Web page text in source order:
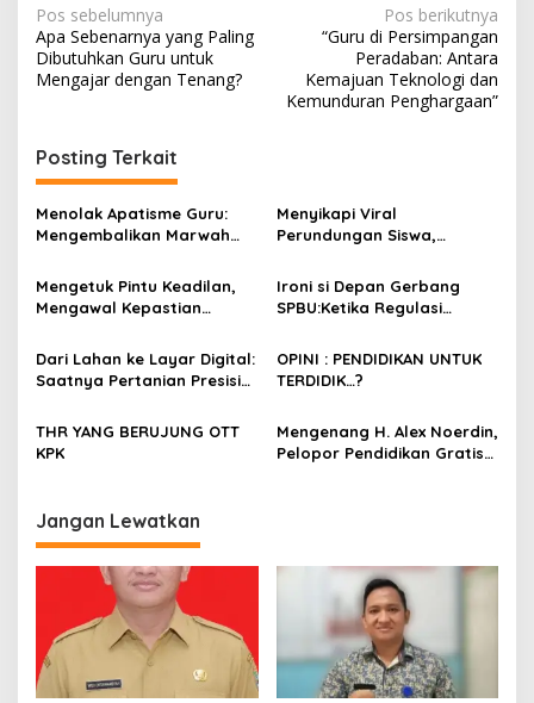
N
a
v
g
a
s
i
p
o
s
Pos sebelumnya
Apa Sebenarnya yang Paling
Dibutuhkan Guru untuk
Mengajar dengan Tenang?
Pos berikutnya
“Guru di Persimpangan
Peradaban: Antara
Kemajuan Teknologi dan
Kemunduran Penghargaan”
Posting Terkait
Menolak Apatisme Guru:
Mengembalikan Marwah
Bayang Kriminalisasi
Menyikapi Viral
Perundungan Siswa,
Fondasi Etika di Sekolah
Kita
Mengetuk Pintu Keadilan,
Mengawal Kepastian
APBN
Ironi si Depan Gerbang
SPBU:Ketika Regulasi
Membentur Perut Rakyat
Miskin
Dari Lahan ke Layar Digital:
Saatnya Pertanian Presisi
Lubuklinggau
OPINI : PENDIDIKAN UNTUK
TERDIDIK…?
THR YANG BERUJUNG OTT
KPK
Mengenang H. Alex Noerdin,
Pelopor Pendidikan Gratis
Jangan Lewatkan